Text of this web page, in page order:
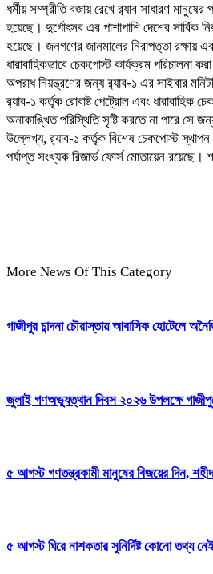
ধর্মীয় সম্প্রীতি বজায় রেখে র‌্যাব সাধারণ
হয়েছে। দুর্গোৎসব এর পাশাপাশি দেশের
হয়েছে। জনগণের জানমালের নিরাপত্তা রক্ষায়
ধারাবাহিকভাবে চেকপোস্ট কার্যক্রম পরিচালনা
অপরাধ নিয়ন্ত্রণের জন্য র‌্যাব-১ এর সাইবার
র‌্যাব-১ কর্তৃক রোবাষ্ট পেট্রোল এবং ধারাবাহিক
অনাকাঙ্খিত পরিস্থিতি সৃষ্টি করতে না পারে সে
উল্লেখ্য, র‌্যাব-১ কর্তৃক বিশেষ চেকপোস্ট স্থাপন
পর্যাপ্ত সংখ্যক রিজার্ভ ফোর্স মোতায়েন
More News Of This Category
গাজীপুর চান্দনা চৌরাস্তায় আবাসিক হোটেলে
জুলাই গণঅভ্যুত্থান দিবস ২০২৬ উপলক্ষে
৫ আগস্ট গণতন্ত্রকামী মানুষের বিজয়ের দিন,
৫ আগস্ট ঘিরে নাশকতার সুনির্দিষ্ট কোনো তথ্য